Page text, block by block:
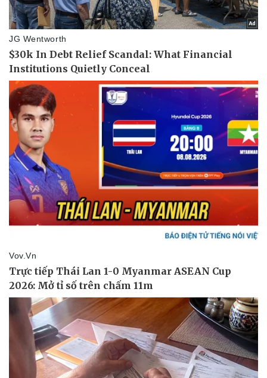
Thể thao
Bóng đá
Lịch thi đấu bóng đá
Thế giới thể thao
eSports
Hậu trường
Ô tô - Xe máy
Xe máy
Tư vấn